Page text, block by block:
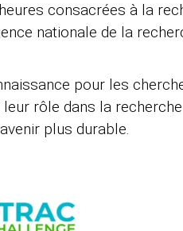
consacrées à la
nationale de la
pour les
leur rôle dans la
plus durable.